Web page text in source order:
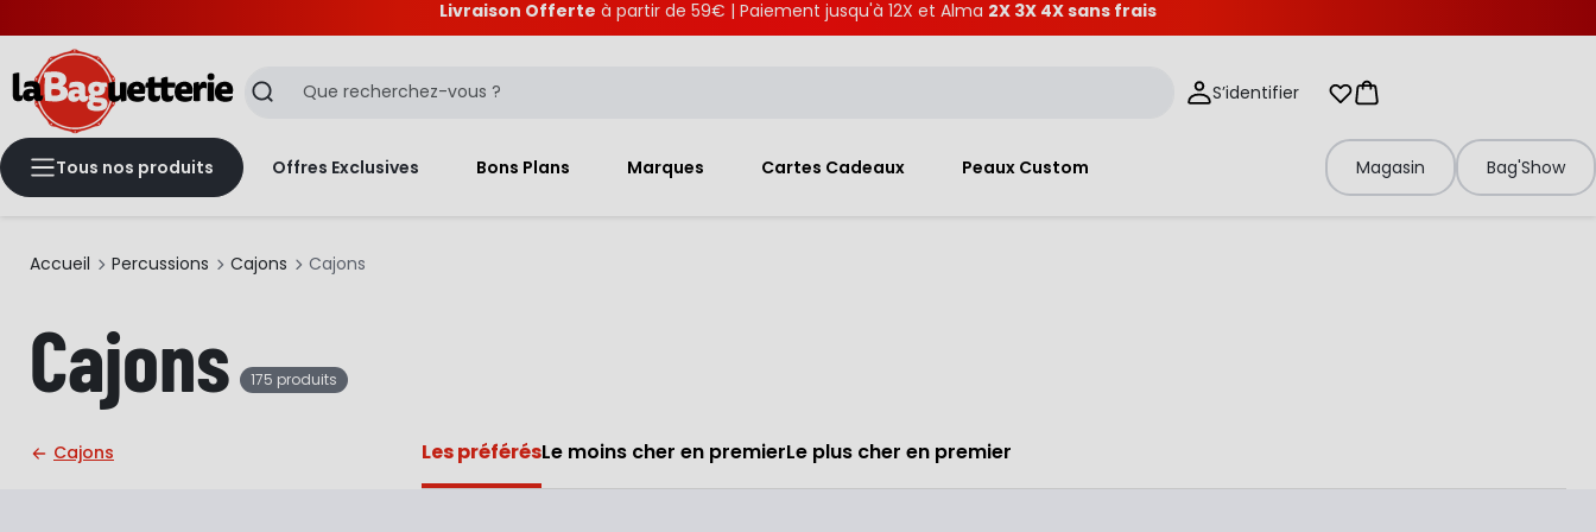
Livraison Offerte à partir de 59€ | Paiement jusqu'à 12X et Alma 2X 3X 4X sans frais
Recherche S’identifier Mes listes d'envies
Panier
Tous nos produits Offres Exclusives Bons Plans Marques Cartes Cadeaux Peaux Custom Magasin Bag'Show
Accueil Percussions Cajons Cajons
Cajons 175 produits
Cajons Les préférésLe moins cher en premierLe plus cher en premier